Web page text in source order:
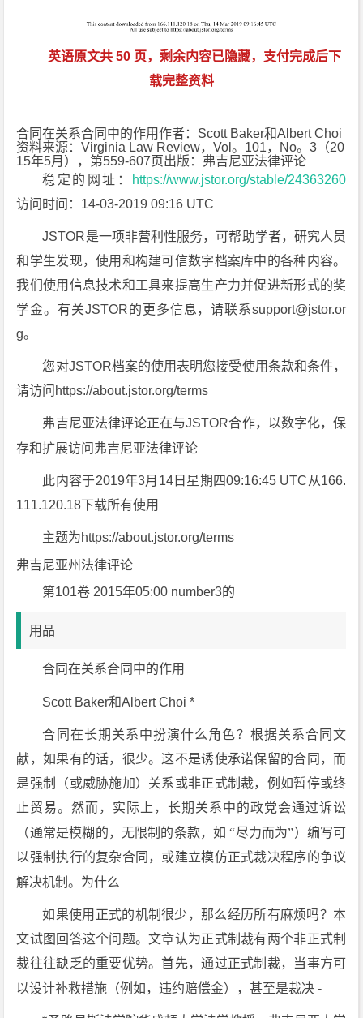
英语原文共 50 页，剩余内容已隐藏，支付完成后下
载完整资料
合同在关系合同中的作用作者：Scott Baker和Albert Choi
资料来源：Virginia Law Review，Vol。101，No。3（20
15年5月），第559-607页出版：弗吉尼亚法律评论
稳定的网址：
https://www.jstor.org/stable/24363260
访问时间：14-03-2019 09:16 UTC
JSTOR是一项非营利性服务，可帮助学者，研究人员
和学生发现，使用和构建可信数字档案库中的各种内容。
我们使用信息技术和工具来提高生产力并促进新形式的奖
学金。有关JSTOR的更多信息，请联系support@jstor.or
g。
您对JSTOR档案的使用表明您接受使用条款和条件，
请访问https://about.jstor.org/terms
弗吉尼亚法律评论正在与JSTOR合作，以数字化，保
存和扩展访问弗吉尼亚法律评论
此内容于2019年3月14日星期四09:16:45 UTC从166.
111.120.18下载所有使用
主题为https://about.jstor.org/terms
弗吉尼亚州法律评论
第101卷 2015年05:00 number3的
用品
合同在关系合同中的作用
Scott Baker和Albert Choi *
合同在长期关系中扮演什么角色？根据关系合同文
献，如果有的话，很少。这不是诱使承诺保留的合同，而
是强制（或威胁施加）关系或非正式制裁，例如暂停或终
止贸易。然而，实际上，长期关系中的政党会通过诉讼
（通常是模糊的，无限制的条款，如“尽力而为”）编写可
以强制执行的复杂合同，或建立模仿正式裁决程序的争议
解决机制。为什么
如果使用正式的机制很少，那么经历所有麻烦吗？本
文试图回答这个问题。文章认为正式制裁有两个非正式制
裁往往缺乏的重要优势。首先，通过正式制裁，当事方可
以设计补救措施（例如，违约赔偿金），甚至是裁决 -